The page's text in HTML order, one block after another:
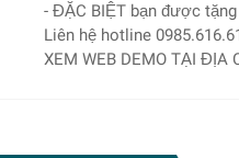
- ĐẶC BIỆT bạn được
Liên hệ hotline
XEM WEB DEMO TẠI ĐỊA